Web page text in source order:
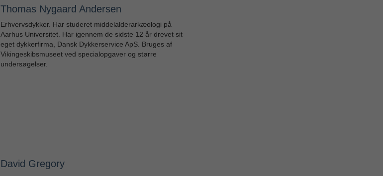
Thomas Nygaard Andersen
Erhvervsdykker. Har studeret middelalderarkæologi på
Aarhus Universitet. Har igennem de sidste 12 år drevet sit
eget dykkerfirma, Dansk Dykkerservice ApS. Bruges af
Vikingeskibsmuseet ved specialopgaver og større
undersøgelser.
David Gregory